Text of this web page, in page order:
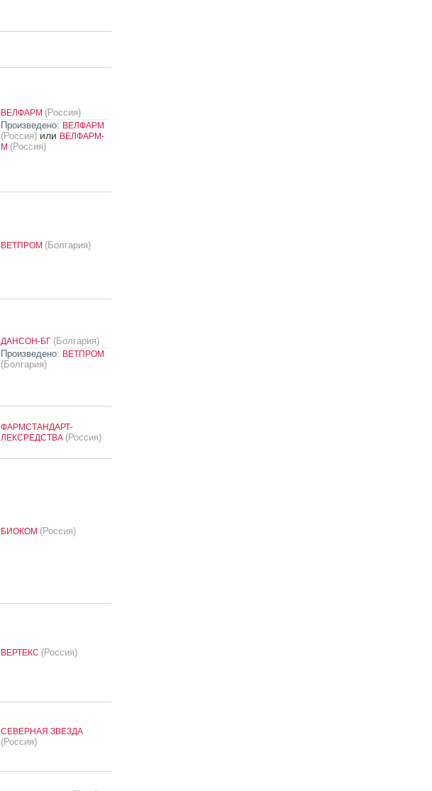
ВЕЛФАРМ (Россия)
Произведено: ВЕЛФАРМ
(Россия)или ВЕЛФАРМ-
М (Россия)
ВЕТПРОМ (Болгария)
ДАНСОН-БГ (Болгария)
Произведено: ВЕТПРОМ
(Болгария)
ФАРМСТАНДАРТ-
ЛЕКСРЕДСТВА (Россия)
БИОКОМ (Россия)
ВЕРТЕКС (Россия)
СЕВЕРНАЯ ЗВЕЗДА
(Россия)